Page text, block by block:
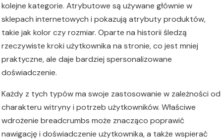
kolejne kategorie. Atrybutowe są używane głównie w
sklepach internetowych i pokazują atrybuty produktów,
takie jak kolor czy rozmiar. Oparte na historii śledzą
rzeczywiste kroki użytkownika na stronie, co jest mniej
praktyczne, ale daje bardziej spersonalizowane
doświadczenie.
Każdy z tych typów ma swoje zastosowanie w zależności od
charakteru witryny i potrzeb użytkowników. Właściwe
wdrożenie breadcrumbs może znacząco poprawić
nawigację i doświadczenie użytkownika, a także wspierać